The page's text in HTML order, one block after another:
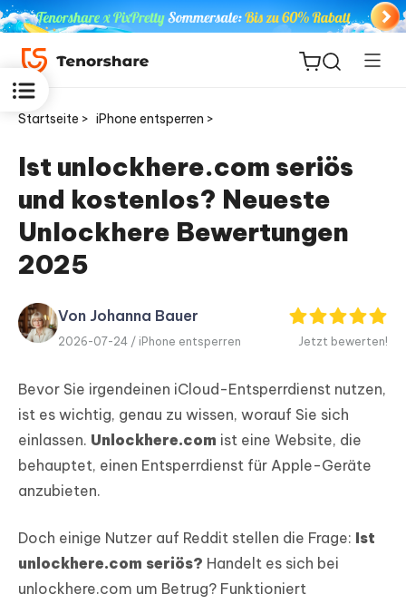
ReiBoot
for iOS
PDNob
Editor
Startseite > iPhone entsperren >
Ist unlockhere.com seriös
und kostenlos? Neueste
Unlockhere Bewertungen
2025
Von Johanna Bauer
2026-07-24 / iPhone entsperren Jetzt bewerten!
Bevor Sie irgendeinen iCloud-Entsperrdienst nutzen,
ist es wichtig, genau zu wissen, worauf Sie sich
einlassen. Unlockhere.com ist eine Website, die
behauptet, einen Entsperrdienst für Apple-Geräte
anzubieten.
Doch einige Nutzer auf Reddit stellen die Frage: Ist
unlockhere.com seriös? Handelt es sich bei
unlockhere.com um Betrug? Funktioniert